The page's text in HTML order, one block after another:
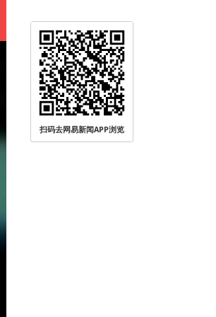
扫码去网易新闻APP浏览